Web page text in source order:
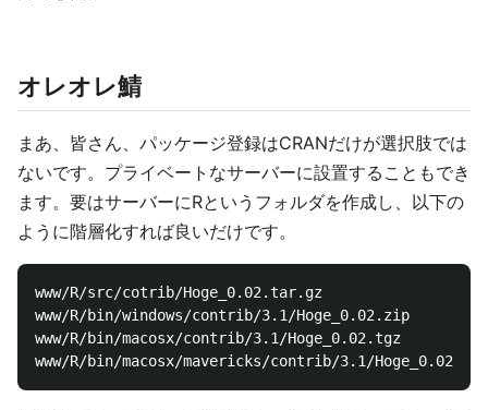
オレオレ鯖
まあ、皆さん、パッケージ登録はCRANだけが選択肢では
ないです。プライベートなサーバーに設置することもでき
ます。要はサーバーにRというフォルダを作成し、以下の
ように階層化すれば良いだけです。
www/R/src/cotrib/Hoge_0.02.tar.gz
www/R/bin/windows/contrib/3.1/Hoge_0.02.zip
www/R/bin/macosx/contrib/3.1/Hoge_0.02.tgz